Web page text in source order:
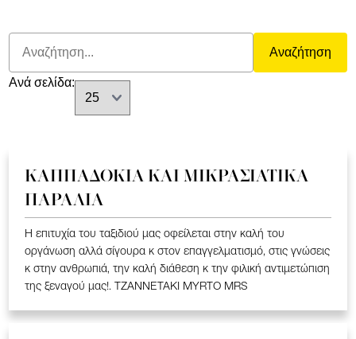
Αναζήτηση
Ανά σελίδα:
ΚΑΠΠΑΔΟΚΙΑ ΚΑΙ ΜΙΚΡΑΣΙΑΤΙΚΑ
ΠΑΡΑΛΙΑ
Η επιτυχία του ταξιδιού μας οφείλεται στην καλή του
οργάνωση αλλά σίγουρα κ στον επαγγελματισμό, στις γνώσεις
κ στην ανθρωπιά, την καλή διάθεση κ την φιλική αντιμετώπιση
της ξεναγού μας!. TZANNETAKI MYRTO MRS